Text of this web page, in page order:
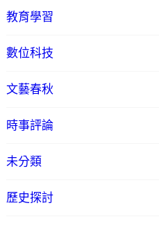
教育學習
數位科技
文藝春秋
時事評論
未分類
歷史探討